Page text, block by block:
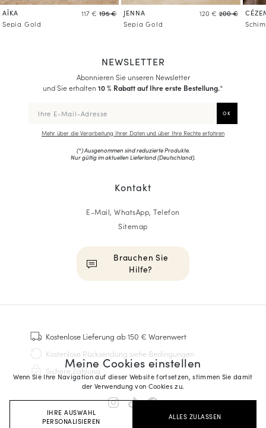
AÏKA 117 € 195 €
Sepia Gold
JENNA 120 € 200 €
Sepia Gold
Meine Cookies einstellen
Wenn Sie Ihre Navigation auf dieser Website fortsetzen, stimmen Sie damit
der Verwendung von Cookies zu.
IHRE AUSWAHL
PERSONALISIEREN
ALLES ZULASSEN
NEWSLETTER
Abonnieren Sie unseren Newsletter
und Sie erhalten 10 % Rabatt auf Ihre erste Bestellung.*
Mehr über die Verarbeitung Ihrer Daten und über Ihre Rechte erfahren
(*) Ausgenommen sind reduzierte Produkte.
Nur gültig im aktuellen Lieferland (Deutschland).
Kontakt
E-Mail, WhatsApp, Telefon
Sitemap
Brauchen Sie
Hilfe?
Sneakers
Goodyear genäht
Derbys & Richelieu
Richelieu-Herrenschuhe
Sandalen & Espadrilles
Business Taschen
Kostenlose Lieferung ab 150 € Warenwert
Kostenlose Rücksendung siehe Bedingungen
Sichere Zahlung